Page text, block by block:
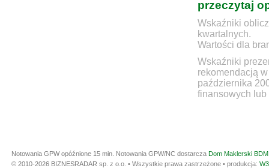
przeczytaj
Wskaźniki
kwartalnych.
Wartości dla
Wskaźniki
rekomendacją
października
finansowych lub
Notowania GPW opóźnione 15 min. Notowania GPW/NC dostarcza Dom Maklerski
© 2010-2026 BIZNESRADAR sp. z o.o. • Wszystkie prawa zastrzeżone • produkcja: